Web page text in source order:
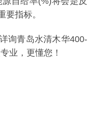
要指标。
询青岛水清木华400-
业，更懂您！